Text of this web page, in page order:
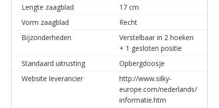
Lengte zaagblad
17 cm
Vorm zaagblad
Recht
Bijzonderheden
Verstelbaar in 2 hoeken
+ 1 gesloten positie
Standaard uitrusting
Opbergdoosje
Website leverancier
http://www.silky-
europe.com/nederlands/
informatie.htm